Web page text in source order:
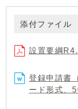
添付ファイル
設置要綱
登録申請書
ード形式、